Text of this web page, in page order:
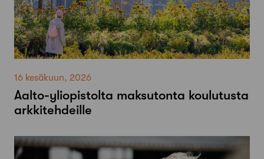
16 kesäkuun, 2026
Aalto-​yliopistolta maksutonta koulutusta
arkkitehdeille